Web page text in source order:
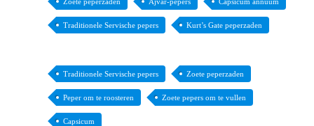
Traditionele Servische pepers Kurt’s Gate peperzaden
Traditionele Servische pepers Zoete peperzaden
Peper om te roosteren Zoete pepers om te vullen
Capsicum